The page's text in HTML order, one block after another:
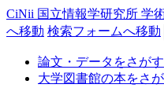
CiNii 国立情報学研究所 学
へ移動 検索フォームへ移動
論文・データをさがす
大学図書館の本をさ